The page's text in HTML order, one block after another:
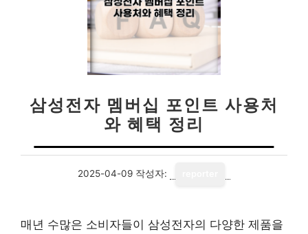
삼성전자 멤버십 포인트 사용처
와 혜택 정리
2025-04-09 작성자:
매년 수많은 소비자들이 삼성전자의 다양한 제품을